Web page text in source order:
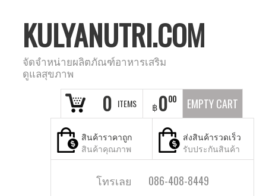
KULYANUTRI.COM
จัดจำหน่ายผลิตภัณฑ์อาหารเสริม
ดูแลสุขภาพ
0 ITEMS ฿000 EMPTY CART
สินค้าราคาถูก
สินค้าคุณภาพ
ส่งสินค้ารวดเร็ว
รับประกันสินค้า
โทรเลย 086-408-8449